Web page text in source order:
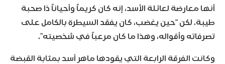
أنها معارضة لعائلة الأسد، إنه كان كريماً وأحياناً ذا صحبة
طيبة. لكن “حين يغضب، كان يفقد السيطرة بالكامل على
تصرفاته وأقواله، وهذا ما كان مرعباً في شخصيته”.
وكانت الفرقة الرابعة التي يقودها ماهر أسد بمثابة القبضة